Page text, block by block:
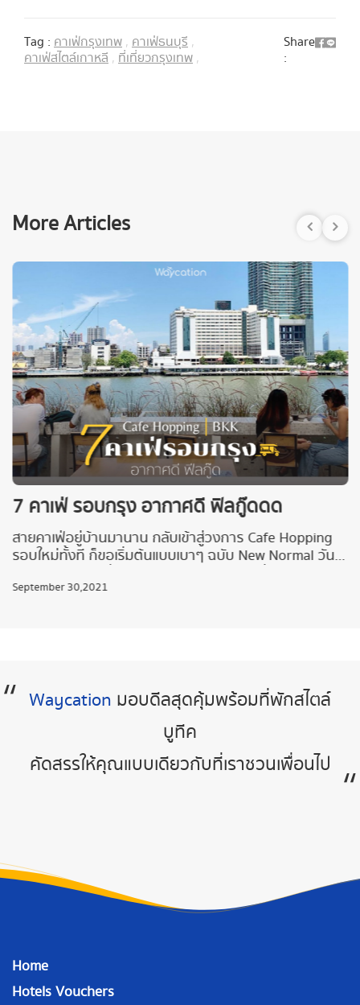
Tag : คาเฟ่กรุงเทพ , คาเฟ่ธนบุรี ,
คาเฟ่สไตล์เกาหลี , ที่เที่ยวกรุงเทพ ,
Share
:
More Articles
7 คาเฟ่ รอบกรุง อากาศดี ฟิลกู๊ดดด
สายคาเฟ่อยู่บ้านมานาน กลับเข้าสู่วงการ Cafe Hopping
รอบใหม่ทั้งที ก็ขอเริ่มต้นแบบเบาๆ ฉบับ New Normal วันนี้
อากาศปลอดโปร่งโล่งสบาย ไม่แออัด เน้นพื้นที่ Outdoor
September 30,2021
Waycation มอบดีลสุดคุ้มพร้อมที่พักสไตล์
บูทีค
คัดสรรให้คุณแบบเดียวกับที่เราชวนเพื่อนไป
Home
Hotels Vouchers